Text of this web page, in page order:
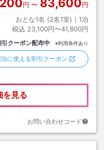
円 〜 83,600円
おとな1名 (2名1室)｜ 1泊
税込 23,100円〜41,800円
引クーポン配布中 ※利用条件あり
に使える割引クーポン
を見る
お問い合わせコード